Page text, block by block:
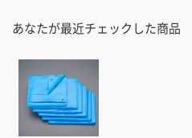
あなたが最近チェックした商品